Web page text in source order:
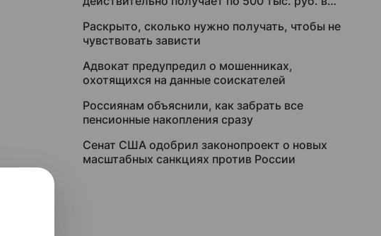
Раскрыто, сколько нужно получать, чтобы не
чувствовать зависти
Адвокат предупредил о мошенниках,
охотящихся на данные соискателей
Россиянам объяснили, как забрать все
пенсионные накопления сразу
Сенат США одобрил законопроект о новых
масштабных санкциях против России